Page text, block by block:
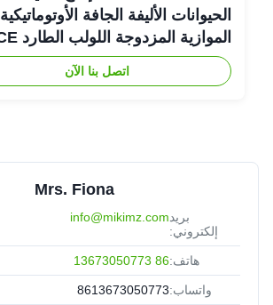
الحيوانات الأليفة الجافة الأوتوماتيكية
الموازية المزدوجة اللولب الطارد CE
اتصل بنا الآن
Mrs. Fiona
بريد
إلكتروني:
info@mikimz.com
هاتف:86 13673050773
واتساب:8613673050773